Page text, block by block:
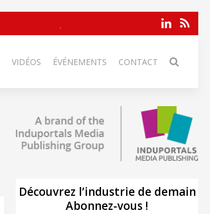
VIDÉOS ÉVÉNEMENTS CONTACT
Découvrez l’industrie de demain
Abonnez-vous !